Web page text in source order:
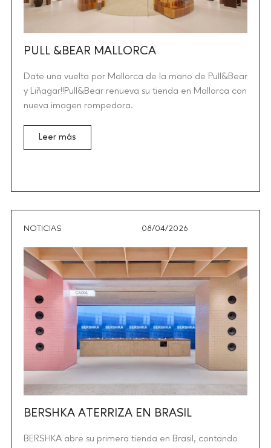
PULL &BEAR MALLORCA
Date una vuelta por Mallorca de la mano de Pull&Bear
y Liñagar!!Pull&Bear renueva su tienda en Mallorca con
nueva imagen rompedora.
Leer más
NOTICIAS 08/04/2026
BERSHKA ATERRIZA EN BRASIL
BERSHKA abre su primera tienda en Brasil, contando